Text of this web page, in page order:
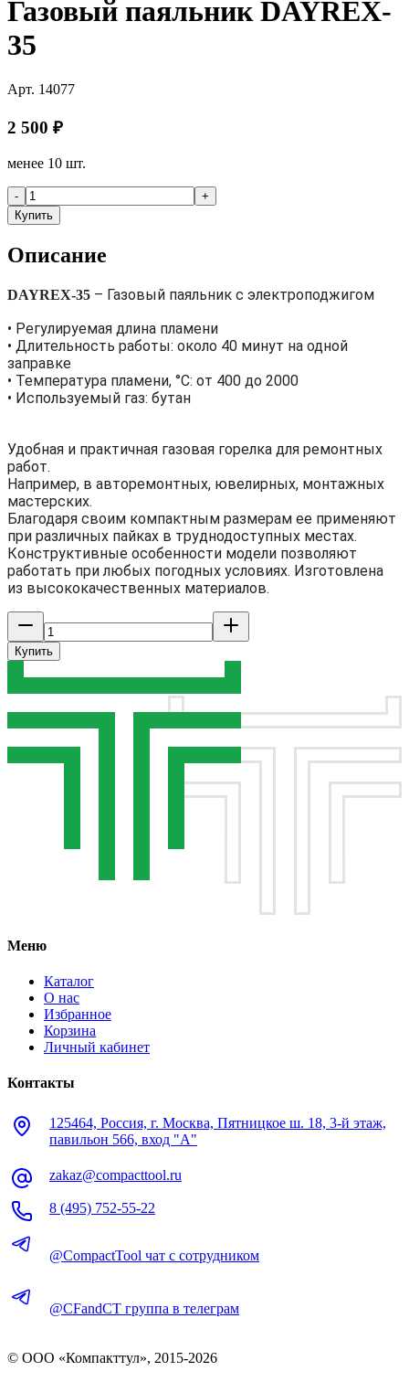
Газовый паяльник DAYREX-
35
Арт. 14077
2 500 ₽
менее 10 шт.
-
+
Купить
Описание
DAYREX-35 – Газовый паяльник с электроподжигом
• Регулируемая длина пламени
• Длительность работы: около 40 минут на одной
заправке
• Температура пламени, °C: от 400 до 2000
• Используемый газ: бутан
Удобная и практичная газовая горелка для ремонтных
работ.
Например, в авторемонтных, ювелирных, монтажных
мастерских.
Благодаря своим компактным размерам ее применяют
при различных пайках в труднодоступных местах.
Конструктивные особенности модели позволяют
работать при любых погодных условиях. Изготовлена
из высококачественных материалов.
Купить
Меню
Каталог
О нас
Избранное
Корзина
Личный кабинет
Контакты
125464, Россия, г. Москва, Пятницкое ш. 18, 3-й этаж,
павильон 566, вход "А"
zakaz@compacttool.ru
8 (495) 752-55-22
@CompactTool чат с сотрудником
@CFandCT группа в телеграм
© OOO «Компакттул», 2015-2026